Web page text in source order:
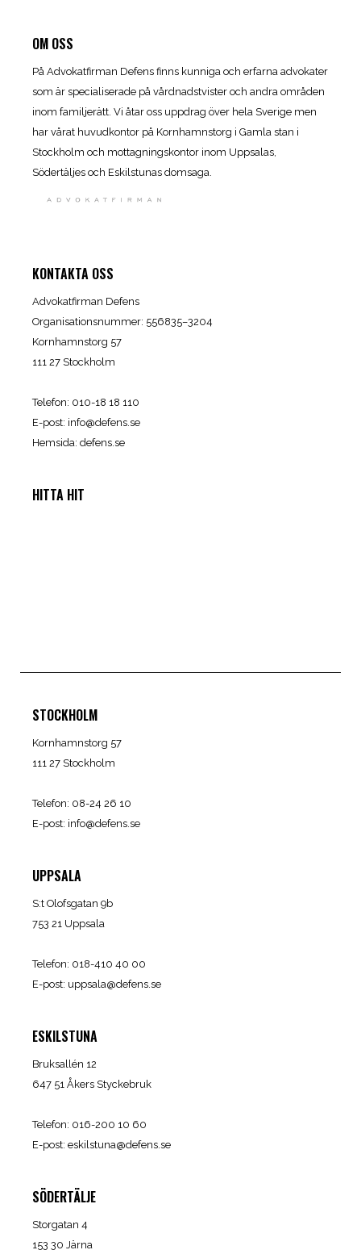
OM OSS
På Advokatfirman Defens finns kunniga och erfarna advokater
som är specialiserade på vårdnadstvister och andra områden
inom familjerätt. Vi åtar oss uppdrag över hela Sverige men
har vårat huvudkontor på Kornhamnstorg i Gamla stan i
Stockholm och mottagningskontor inom Uppsalas,
Södertäljes och Eskilstunas domsaga.
KONTAKTA OSS
Advokatfirman Defens
Organisationsnummer: 556835–3204
Kornhamnstorg 57
111 27 Stockholm
Telefon: 010-18 18 110
E-post: info@defens.se
Hemsida:defens.se
HITTA HIT
STOCKHOLM
Kornhamnstorg 57
111 27 Stockholm
Telefon: 08-24 26 10
E-post: info@defens.se
UPPSALA
S:t Olofsgatan 9b
753 21 Uppsala
Telefon: 018-410 40 00
E-post: uppsala@defens.se
ESKILSTUNA
Bruksallén 12
647 51 Åkers Styckebruk
Telefon: 016-200 10 60
E-post:eskilstuna@defens.se
SÖDERTÄLJE
Storgatan 4
153 30 Järna